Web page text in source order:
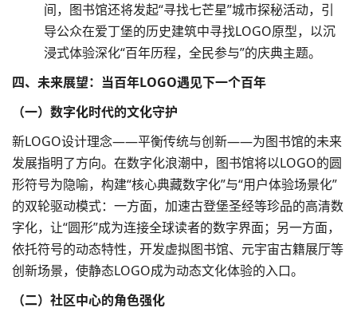
间，图书馆还将发起“寻找七芒星”城市探秘活动，引
导公众在爱丁堡的历史建筑中寻找LOGO原型，以沉
浸式体验深化“百年历程，全民参与”的庆典主题。​
四、未来展望：当百年LOGO遇见下一个百年​
（一）数字化时代的文化守护​
新LOGO设计理念——平衡传统与创新——为图书馆的未来
发展指明了方向。在数字化浪潮中，图书馆将以LOGO的圆
形符号为隐喻，构建“核心典藏数字化”与“用户体验场景化”
的双轮驱动模式：一方面，加速古登堡圣经等珍品的高清数
字化，让“圆形”成为连接全球读者的数字界面；另一方面，
依托符号的动态特性，开发虚拟图书馆、元宇宙古籍展厅等
创新场景，使静态LOGO成为动态文化体验的入口。​
（二）社区中心的角色强化​